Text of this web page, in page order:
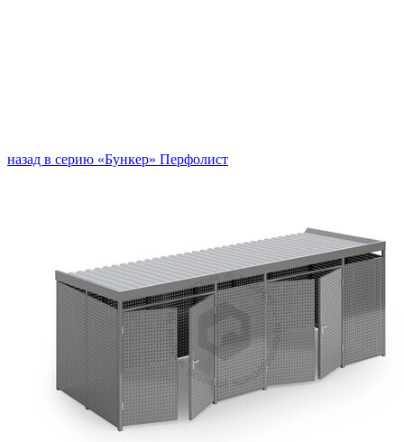
назад в серию «Бункер» Перфолист